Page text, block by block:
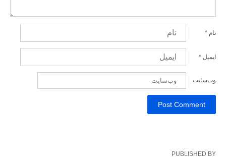
نام *
ایمیل *
وب‌سایت
PUBLISHED BY